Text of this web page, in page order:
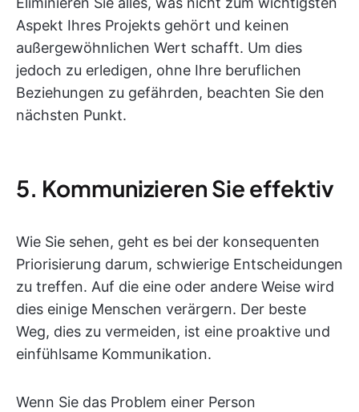
Aspekt Ihres Projekts gehört und keinen
außergewöhnlichen Wert schafft. Um dies
jedoch zu erledigen, ohne Ihre beruflichen
Beziehungen zu gefährden, beachten Sie den
nächsten Punkt.
5. Kommunizieren Sie effektiv
Wie Sie sehen, geht es bei der konsequenten
Priorisierung darum, schwierige Entscheidungen
zu treffen. Auf die eine oder andere Weise wird
dies einige Menschen verärgern. Der beste
Weg, dies zu vermeiden, ist eine proaktive und
einfühlsame Kommunikation.
Wenn Sie das Problem einer Person